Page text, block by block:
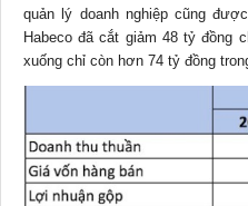
quản lý doanh nghiệp cũng
Habeco đã cắt giảm 48 tỷ đồng
xuống chỉ còn hơn 74 tỷ đồng